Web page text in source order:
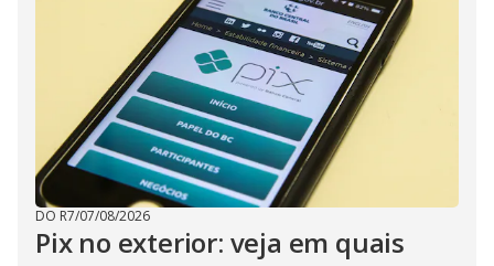
DO R7/07/08/2026
Pix no exterior: veja em quais